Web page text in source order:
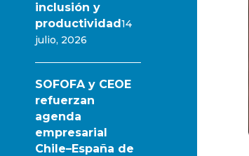
inclusión y
productividad14
julio, 2026
SOFOFA y CEOE
refuerzan
agenda
empresarial
Chile–España de